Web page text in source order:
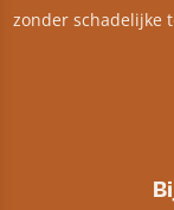
zonder schadelijke